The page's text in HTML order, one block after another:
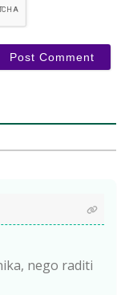
nego raditi